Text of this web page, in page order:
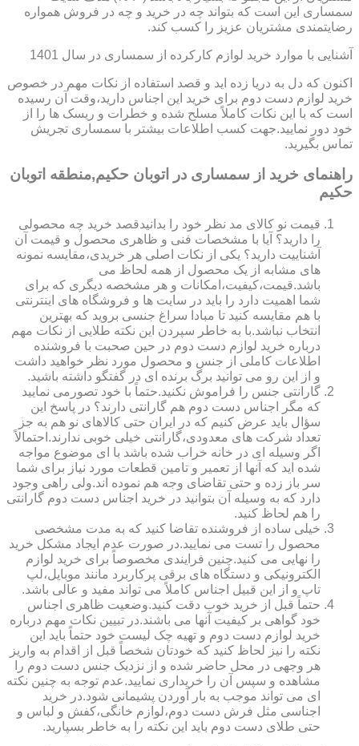
سمساری این است که بتواند چه در خرید و چه در فروش همواره
رضایتمندی مشتریان عزیز را کسب کند.
آشنایی با موارد خرید لوازم کارکرده از سمساری در سال 1401
اکنون که دل به دریا زده اید و قصد استفاده از نکات مهم در خصوص
خرید لوازم دست دوم برای خرید این اجناس دارید،وقت آن رسیده
است که با این نکات کاملاً مسلح شده و خطرات و ریسک ها را از
خود دور نمایید.جهت کسب اطلاعات بیشتر با سمساری تجریش
تماس بگیرید.
راهنمای خرید از سمساری در اتوبان حکیم,منطقه اتوبان
حکیم
قیمت نو کالای مد نظر خود را بدانیدقصد خرید چه محصولی
را دارید؟ آیا با مشخصات فنی و ظاهری محصول و قیمت آن
آشناییت دارید؟ یکی از نکات اصلی هر خریدی،مقایسه نمونه
های مشابه از یک محصول از همه لحاظ می
باشد.قیمت،کیفیت،امکانات و هر مشخصه دیگری که برای
شما اهمیت دارد را باید در سایت ها و فروشگاه های اینترنتی
با هم مقایسه کنید تا مبادا سراغ جنسی بروید که بهترین
انتخاب نباشد.با به خاطر سپردن این نکته طلایی از نکات مهم
درباره خرید لوازم دست دوم در حین صحبت با فروشنده
اطلاعات کاملی از جنس و محصول مورد نظر خواهید داشت
و از این رو می توانید برگ برنده ای در گفتگو داشته باشید.
گارانتی جنس را فراموش نکنید.حتماً با خود تصورمی نمایید
که مگر اجناس دست دوم هم گارانتی دارند؟ در پاسخ این
سؤال باید عرض کنیم که در ایران حتی کالاهای نو هم به جز
تعداد شرکت های معدودی،گارانتی خیلی خوبی ندارند.احتمالاً
اگر وسیله ای در خانه خراب شده باشد با ای موضوع مواجه
شده اید که آنها از تعمیر و تامین قطعات مورد نیاز برای شما
سر باز زده و حتی تقاضای وجه هم نموده اند.ولی راهی وجود
دارد که به وسیله آن بتوانید در خرید اجناس دست دوم گارانتی
را هم لحاظ کنید.
خیلی ساده از فروشنده تقاضا کنید که به مدت مشخصی
محصول را تست می نمایید.در صورت عدم ایجاد مشکل خرید
را نهایی می کنید.چنین فرایندی مخصوصاً برای خرید لوازم
الکترونیکی و دستگاه های برقی پرکاربرد مانند موبایل،لپ
تاپ و از این قبیل اجناس کاملاً می تواند مفید و عالی باشد.
حتماً قبل از خرید خوب دقت کنید.وضعیت ظاهری اجناس
خود گواهی بر کیفیت آنها می باشند.در تبیین نکات مهم درباره
خرید لوازم دست دوم و تهیه چک لیست خود حتماً باید این
نکته را نیز لحاظ کنید که خودتان شخصاً قبل از اقدام به واریز
هر وجهی در محل حاضر شده و از نزدیک جنس دست دوم را
مشاهده و سپس آن را خریداری نمایید.عدم توجه به چنین نکته
ای می تواند موجب به بار آوردن پشیمانی شود.در خرید
اجناسی مثل فرش دست دوم،لوازم خانگی،کفش و لباس و
حتی طلای دست دوم باید این نکته را به خاطر بسپارید.